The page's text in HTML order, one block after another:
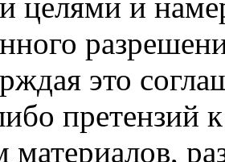
целями и
это
претензий
материалов,